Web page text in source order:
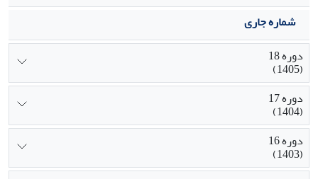
شماره جاری
دوره 18
(1405)
دوره 17
(1404)
دوره 16
(1403)